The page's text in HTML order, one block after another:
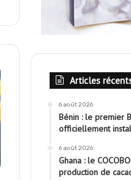
Articles
6 août 2026
Bénin : le premier
officiellement
6 août 2026
Ghana : le
production de